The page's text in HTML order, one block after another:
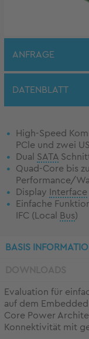
ANFRAGE
DATENBLATT
High-Speed
PCle und zwei
Dual SATA
Quad-Core bis
Performance/
Display
Interface
Einfache
IFC (Local
Bus)
BASIS
Evaluation für
auf dem Embedded
Core Power
Konnektivität mit